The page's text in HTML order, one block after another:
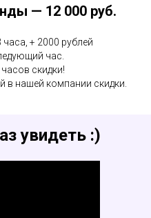
— 12 000 руб.
+ 2000 рублей
час.
скидки!
в нашей компании скидки.
увидеть :)